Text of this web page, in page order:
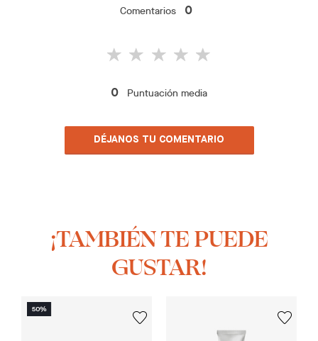
Comentarios 0
0 Puntuación media
DÉJANOS TU COMENTARIO
¡TAMBIÉN TE PUEDE
GUSTAR!